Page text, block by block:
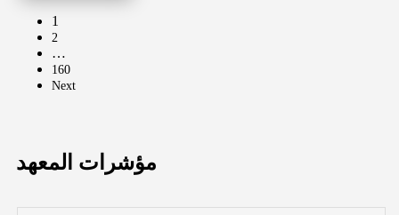
مؤشرات المعهد
1
2
…
160
Next